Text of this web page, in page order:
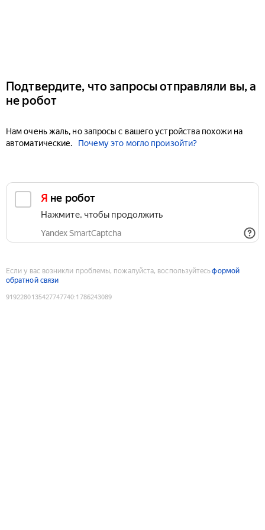
Подтвердите, что запросы отправляли вы, а
не робот
Нам очень жаль, но запросы с вашего устройства похожи на
автоматические.
Почему это могло произойти?
Я не робот
Нажмите, чтобы продолжить
Yandex SmartCaptcha
Если у вас возникли проблемы, пожалуйста, воспользуйтесьформой
обратной связи
9192280135427747740:1786243089